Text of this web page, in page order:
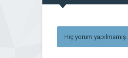
Hiç yorum yapılmamış.